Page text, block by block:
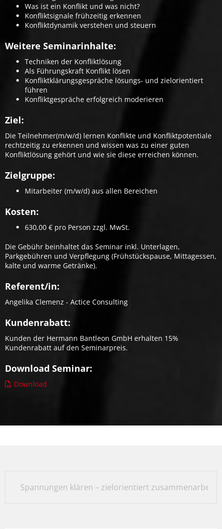
Was ist ein Konflikt und was nicht?
Konfliktsignale frühzeitig erkennen
Konfliktdynamik verstehen und steuern
Weitere Seminarinhalte:
Techniken der Konfliktlösung
Als Führungskraft Konflikt lösen
Konfliktklärungsgespräche lösungs- und zielorientiert
führen
Konfliktgespräche erfolgreich moderieren
Ziel:
Die Teilnehmer(m/w/d) lernen Konflikte und Konfliktpotentiale
rechtzeitig zu erkennen und wissen was zu einer guten
Konfliktlösung gehört und wie sie diese erreichen können.
Zielgruppe:
Mitarbeiter (m/w/d) aus allen Bereichen
Kosten:
630,00 € pro Person zzgl. MwSt.
Die Gebühr beinhaltet das Seminar inkl. Unterlagen,
Parkgebühren und Verpflegung (Frühstückspause, Mittagessen,
kalte und warme Getränke).
Referent/in:
Angelika Clemenz - Actice Consulting
Kundenrabatt:
Kunden der Hermann Bantleon GmbH erhalten 15%
Kundenrabatt auf den Seminarpreis.
Download Seminar:
Download